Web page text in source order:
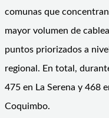
comunas que
mayor volumen de
puntos priorizados a
regional. En total,
475 en La Serena y 468
Coquimbo.